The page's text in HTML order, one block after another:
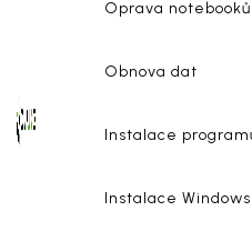
Oprava notebooků
Obnova dat
Instalace
Instalace Windows